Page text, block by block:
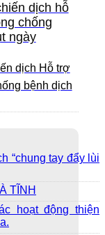
dịch hỗ
chống
ngày
dịch Hỗ trợ
bệnh dịch
“chung tay đẩy lùi
TĨNH
hoạt động thiện